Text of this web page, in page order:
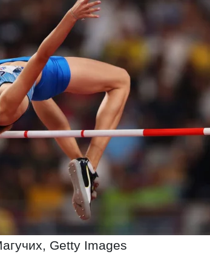
Getty Images